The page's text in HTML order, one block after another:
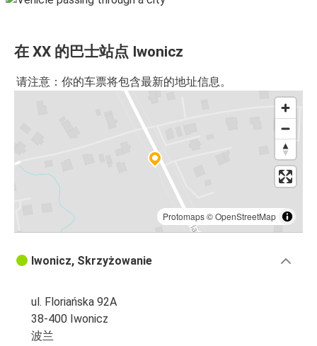
在 XX 的巴士站点 Iwonicz
请注意：你的车票将包含最新的地址信息。
Protomaps©OpenStreetMap
Iwonicz, Skrzyżowanie
ul. Floriańska 92A
38-400 Iwonicz
波兰